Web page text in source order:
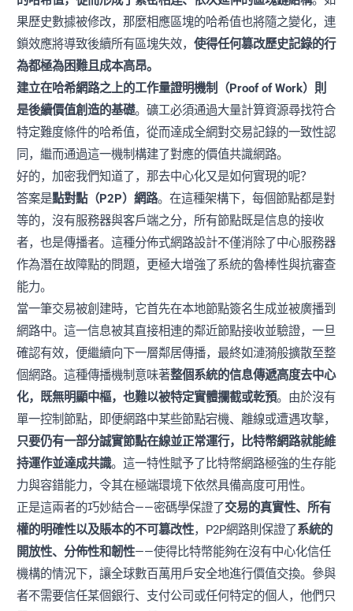
果歷史數據被修改，那麼相應區塊的哈希值也將隨之變化，連
鎖效應將導致後續所有區塊失效， 使得任何篡改歷史記錄的行
為都極為困難且成本高昂。
建立在哈希網路之上的工作量證明機制（Proof of Work）則
是後續價值創造的基礎。礦工必須通過大量計算資源尋找符合
特定難度條件的哈希值，從而達成全網對交易記錄的一致性認
同，繼而通過這一機制構建了對應的價值共識網路。
好的，加密我們知道了，那去中心化又是如何實現的呢？
答案是點對點（P2P）網路。在這種架構下，每個節點都是對
等的，沒有服務器與客戶端之分，所有節點既是信息的接收
者，也是傳播者。這種分佈式網路設計不僅消除了中心服務器
作為潛在故障點的問題，更極大增強了系統的魯棒性與抗審查
能力。
當一筆交易被創建時，它首先在本地節點簽名生成並被廣播到
網路中。這一信息被其直接相連的鄰近節點接收並驗證，一旦
確認有效，便繼續向下一層鄰居傳播，最終如漣漪般擴散至整
個網路。這種傳播機制意味著整個系統的信息傳遞高度去中心
化，既無明顯中樞，也難以被特定實體攔截或乾預。由於沒有
單一控制節點，即便網路中某些節點宕機、離線或遭遇攻擊，
只要仍有一部分誠實節點在線並正常運行，比特幣網路就能維
持運作並達成共識。這一特性賦予了比特幣網路極強的生存能
力與容錯能力，令其在極端環境下依然具備高度可用性。
正是這兩者的巧妙結合——密碼學保證了交易的真實性、所有
權的明確性以及賬本的不可篡改性，P2P網路則保證了系統的
開放性、分佈性和韌性——使得比特幣能夠在沒有中心化信任
機構的情況下，讓全球數百萬用戶安全地進行價值交換。參與
者不需要信任某個銀行、支付公司或任何特定的個人，他們只